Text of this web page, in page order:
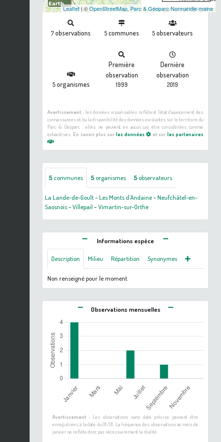
Leaflet| ©OpenStreetMap, Parc & Géoparc Normandie-maine
7observations 5communes 5observateurs
5organismes
Première
observation
1999
Dernière
observation
2019
Avertissement :les données visualisables reflètent l'état d'avancement des
connaissances et/ou la disponibilité des données existantes sur le territoire du
Parc & Géoparc : elles ne peuvent en aucun cas être considérées comme
exhaustives. En savoir plus sur les données et surles partenaires
5communes 5organismes 5observateurs
La Lande-de-Goult-Les Monts d'Andaine-Neufchâtel-en-
Saosnois-Villepail -Vimartin-sur-Orthe
Informations espèce
Description Milieu Répartition Synonymes
Non renseigné pour le moment
Observations mensuelles
Avertissement :Les observations sans date précise peuvent être
enregistrées à la date du 01/01. La fréquence des observations au mois de
janvier ne reflète donc pas nécessairement la réalité.